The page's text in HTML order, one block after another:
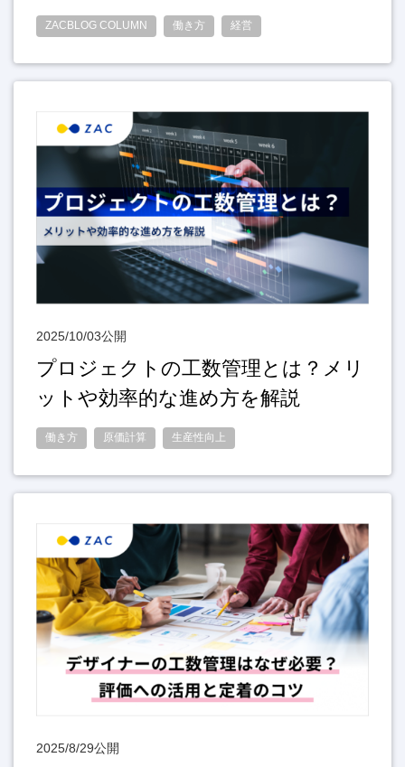
ZACBLOG COLUMN 働き方 経営
2025/10/03公開
プロジェクトの工数管理とは？メリ
ットや効率的な進め方を解説
働き方 原価計算 生産性向上
2025/8/29公開